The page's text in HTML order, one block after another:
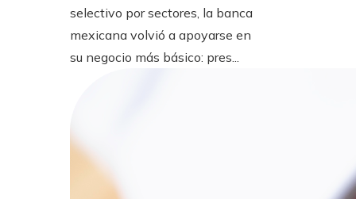
selectivo por sectores, la banca
mexicana volvió a apoyarse en
su negocio más básico: pres...